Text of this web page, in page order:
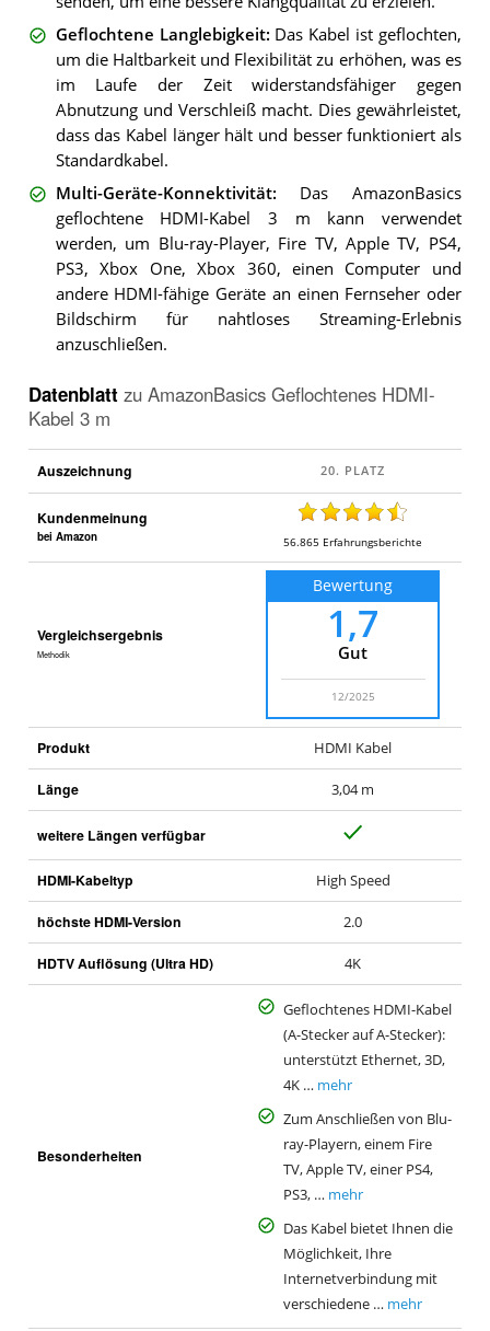
Geflochtene Langlebigkeit: Das Kabel ist geflochten,
um die Haltbarkeit und Flexibilität zu erhöhen, was es
im Laufe der Zeit widerstandsfähiger gegen
Abnutzung und Verschleiß macht. Dies gewährleistet,
dass das Kabel länger hält und besser funktioniert als
Standardkabel.
Multi-Geräte-Konnektivität: Das AmazonBasics
geflochtene HDMI-Kabel 3 m kann verwendet
werden, um Blu-ray-Player, Fire TV, Apple TV, PS4,
PS3, Xbox One, Xbox 360, einen Computer und
andere HDMI-fähige Geräte an einen Fernseher oder
Bildschirm für nahtloses Streaming-Erlebnis
anzuschließen.
Datenblatt zu AmazonBasics Geflochtenes HDMI-
Kabel 3 m
Auszeichnung
Kundenmeinung
bei Amazon 56.865 Erfahrungsberichte
Vergleichsergebnis
Methodik
Bewertung
1,7
Gut
12/2025
Produkt HDMI Kabel
Länge 3,04 m
weitere Längen verfügbar
a
HDMI-Kabeltyp High Speed
höchste HDMI-Version 2.0
HDTV Auflösung (Ultra HD) 4K
Besonderheiten
Geflochtenes HDMI-Kabel
(A-Stecker auf A-Stecker):
unterstützt Ethernet, 3D,
4K … mehr
Zum Anschließen von Blu-
ray-Playern, einem Fire
TV, Apple TV, einer PS4,
PS3, … mehr
Das Kabel bietet Ihnen die
Möglichkeit, Ihre
Internetverbindung mit
verschiedene … mehr